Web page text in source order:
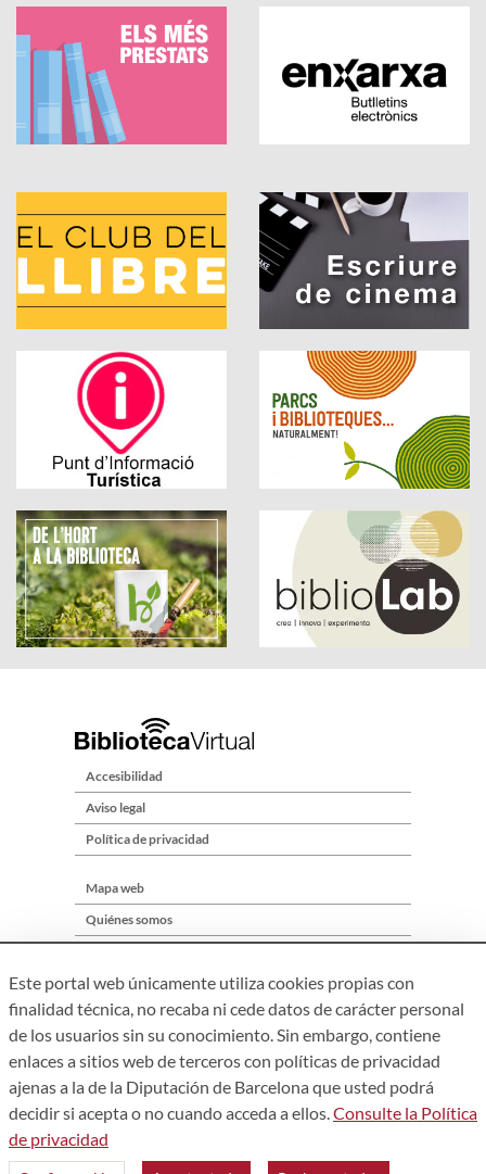
Accesibilidad
Aviso legal
Política de privacidad
Mapa web
Quiénes somos
Àrea de Cultura – Gerència de Serveis de Biblioteques. Comte
d’Urgell, 187. 08036 Barcelona. Tel:
934 022 222
Este portal web únicamente utiliza cookies propias con
finalidad técnica, no recaba ni cede datos de carácter personal
de los usuarios sin su conocimiento. Sin embargo, contiene
enlaces a sitios web de terceros con políticas de privacidad
ajenas a la de la Diputación de Barcelona que usted podrá
decidir si acepta o no cuando acceda a ellos.Consulte la Política
de privacidad